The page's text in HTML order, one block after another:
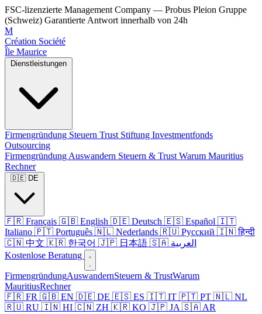
FSC-lizenzierte Management Company — Probus Pleion Gruppe
(Schweiz) Garantierte Antwort innerhalb von 24h
M
Création Société
Île Maurice
Firmengründung Steuern Trust Stiftung Investmentfonds
Outsourcing
Firmengründung Auswandern Steuern & Trust Warum Mauritius
Rechner
🇫🇷 Français 🇬🇧 English 🇩🇪 Deutsch 🇪🇸 Español 🇮🇹
Italiano 🇵🇹 Português 🇳🇱 Nederlands 🇷🇺 Русский 🇮🇳 हिन्दी
🇨🇳 中文 🇰🇷 한국어 🇯🇵 日本語
🇸🇦 العربية
Kostenlose Beratung
FirmengründungAuswandernSteuern & TrustWarum
MauritiusRechner
🇫🇷 FR 🇬🇧 EN 🇩🇪 DE 🇪🇸 ES 🇮🇹 IT 🇵🇹 PT 🇳🇱 NL
🇷🇺 RU 🇮🇳 HI 🇨🇳 ZH 🇰🇷 KO 🇯🇵 JA 🇸🇦 AR